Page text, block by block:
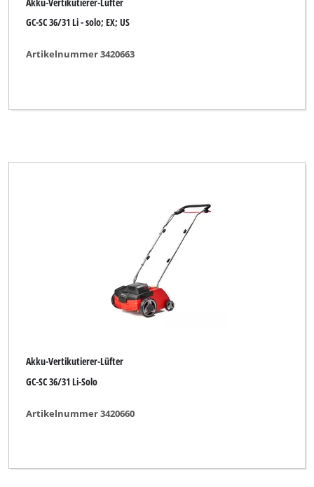
GC-SC 36/31 Li - solo; EX; US
Artikelnummer 3420663
Akku-Vertikutierer-Lüfter
GC-SC 36/31 Li-Solo
Artikelnummer 3420660